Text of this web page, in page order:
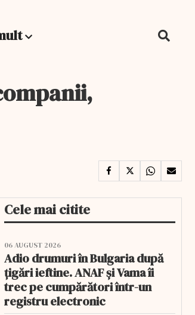
Cele mai citite
06 AUGUST 2026
Adio drumuri în Bulgaria după
țigări ieftine. ANAF și Vama îi
trec pe cumpărători într-un
registru electronic